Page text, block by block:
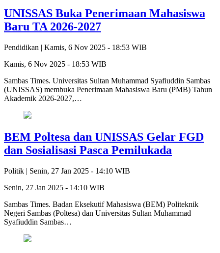
UNISSAS Buka Penerimaan Mahasiswa
Baru TA 2026-2027
Pendidikan | Kamis, 6 Nov 2025 - 18:53 WIB
Kamis, 6 Nov 2025 - 18:53 WIB
Sambas Times. Universitas Sultan Muhammad Syafiuddin Sambas
(UNISSAS) membuka Penerimaan Mahasiswa Baru (PMB) Tahun
Akademik 2026-2027,…
BEM Poltesa dan UNISSAS Gelar FGD
dan Sosialisasi Pasca Pemilukada
Politik | Senin, 27 Jan 2025 - 14:10 WIB
Senin, 27 Jan 2025 - 14:10 WIB
Sambas Times. Badan Eksekutif Mahasiswa (BEM) Politeknik
Negeri Sambas (Poltesa) dan Universitas Sultan Muhammad
Syafiuddin Sambas…